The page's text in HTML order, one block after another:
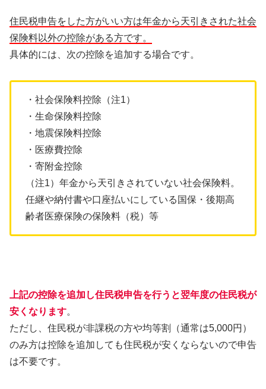
住民税申告をした方がいい方は年金から天引きされた社会
保険料以外の控除がある方です。
具体的には、次の控除を追加する場合です。
・社会保険料控除（注1）
・生命保険料控除
・地震保険料控除
・医療費控除
・寄附金控除
（注1）年金から天引きされていない社会保険料。
任継や納付書や口座払いにしている国保・後期高
齢者医療保険の保険料（税）等
上記の控除を追加し住民税申告を行うと翌年度の住民税が
安くなります。
ただし、住民税が非課税の方や均等割（通常は5,000円）
のみ方は控除を追加しても住民税が安くならないので申告
は不要です。